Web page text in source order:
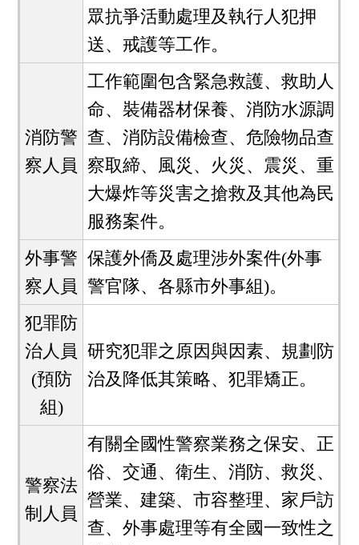
眾抗爭活動處理及執行人犯押
送、戒護等工作。
消防警
察人員
工作範圍包含緊急救護、救助人
命、裝備器材保養、消防水源調
查、消防設備檢查、危險物品查
察取締、風災、火災、震災、重
大爆炸等災害之搶救及其他為民
服務案件。
外事警
察人員
保護外僑及處理涉外案件(外事
警官隊、各縣市外事組)。
犯罪防
治人員
(預防
組)
研究犯罪之原因與因素、規劃防
治及降低其策略、犯罪矯正。
警察法
制人員
有關全國性警察業務之保安、正
俗、交通、衛生、消防、救災、
營業、建築、市容整理、家戶訪
查、外事處理等有全國一致性之